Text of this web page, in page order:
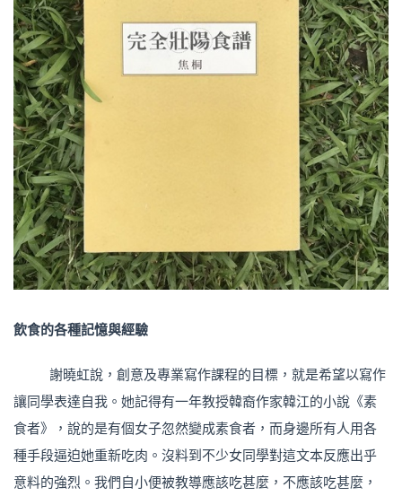
飲食的各種記憶與經驗
謝曉虹說，創意及專業寫作課程的目標，就是希望以寫作
讓同學表達自我。她記得有一年教授韓裔作家韓江的小說《素
食者》，說的是有個女子忽然變成素食者，而身邊所有人用各
種手段逼迫她重新吃肉。沒料到不少女同學對這文本反應出乎
意料的強烈。我們自小便被教導應該吃甚麼，不應該吃甚麼，